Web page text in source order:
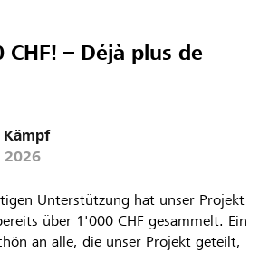
CHF! – Déjà plus de
2026
Unterstützung hat unser Projekt
über 1'000 CHF gesammelt. Ein
an alle, die unser Projekt geteilt,